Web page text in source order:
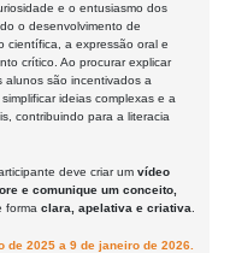
e o entusiasmo dos
o desenvolvimento de
científica, a expressão oral e
crítico. Ao procurar explicar
alunos são incentivados a
ideias complexas e a
contribuindo para a literacia
deve criar um vídeo
e comunique um conceito,
forma clara, apelativa e criativa
de 2025 a 9 de janeiro de 2026.